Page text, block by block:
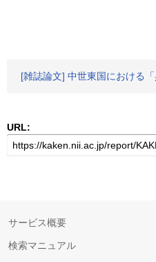
[雑誌論文] 中世東国における
URL:
サービス概要
検索マニュアル